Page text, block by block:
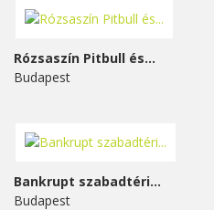
Rózsaszín Pitbull és...
Budapest
Bankrupt szabadtéri...
Budapest